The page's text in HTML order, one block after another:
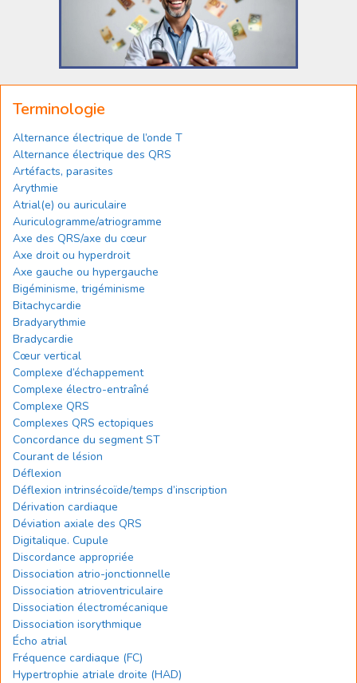
Terminologie
Alternance électrique de l’onde T
Alternance électrique des QRS
Artéfacts, parasites
Arythmie
Atrial(e) ou auriculaire
Auriculogramme/atriogramme
Axe des QRS/axe du cœur
Axe droit ou hyperdroit
Axe gauche ou hypergauche
Bigéminisme, trigéminisme
Bitachycardie
Bradyarythmie
Bradycardie
Cœur vertical
Complexe d’échappement
Complexe électro-entraîné
Complexe QRS
Complexes QRS ectopiques
Concordance du segment ST
Courant de lésion
Déflexion
Déflexion intrinsécoïde/temps d’inscription
Dérivation cardiaque
Déviation axiale des QRS
Digitalique. Cupule
Discordance appropriée
Dissociation atrio-jonctionnelle
Dissociation atrioventriculaire
Dissociation électromécanique
Dissociation isorythmique
Écho atrial
Fréquence cardiaque (FC)
Hypertrophie atriale droite (HAD)